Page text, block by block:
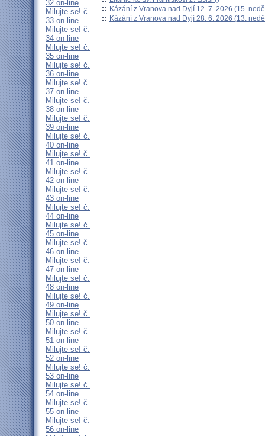
32 on-line
Milujte se! č.
33 on-line
Milujte se! č.
34 on-line
Milujte se! č.
35 on-line
Milujte se! č.
36 on-line
Milujte se! č.
37 on-line
Milujte se! č.
38 on-line
Milujte se! č.
39 on-line
Milujte se! č.
40 on-line
Milujte se! č.
41 on-line
Milujte se! č.
42 on-line
Milujte se! č.
43 on-line
Milujte se! č.
44 on-line
Milujte se! č.
45 on-line
Milujte se! č.
46 on-line
Milujte se! č.
47 on-line
Milujte se! č.
48 on-line
Milujte se! č.
49 on-line
Milujte se! č.
50 on-line
Milujte se! č.
51 on-line
Milujte se! č.
52 on-line
Milujte se! č.
53 on-line
Milujte se! č.
54 on-line
Milujte se! č.
55 on-line
Milujte se! č.
56 on-line
:: Kázání z Vranova nad Dyjí 12. 7. 2026 (15.
:: Kázání z Vranova nad Dyjí 28. 6. 2026 (13.